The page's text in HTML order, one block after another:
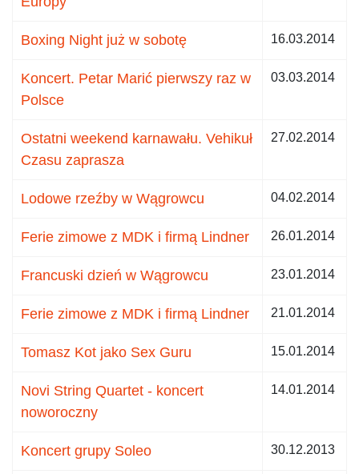
Boxing Night już w sobotę 16.03.2014
Koncert. Petar Marić pierwszy raz w
Polsce
03.03.2014
Ostatni weekend karnawału. Vehikuł
Czasu zaprasza
27.02.2014
Lodowe rzeźby w Wągrowcu 04.02.2014
Ferie zimowe z MDK i firmą Lindner 26.01.2014
Francuski dzień w Wągrowcu 23.01.2014
Ferie zimowe z MDK i firmą Lindner 21.01.2014
Tomasz Kot jako Sex Guru 15.01.2014
Novi String Quartet - koncert
noworoczny
14.01.2014
Koncert grupy Soleo 30.12.2013